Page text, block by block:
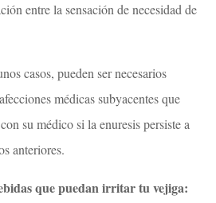
entre la sensación de necesidad de
casos, pueden ser necesarios
médicas subyacentes que
su médico si la enuresis persiste a
anteriores.
que puedan irritar tu vejiga: